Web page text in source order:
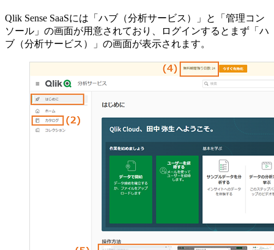
Qlik Sense SaaSには「ハブ（分析サービス）」と「管理コン
ソール」の画面が用意されており、ログインするとまず「ハ
ブ（分析サービス）」の画面が表示されます。